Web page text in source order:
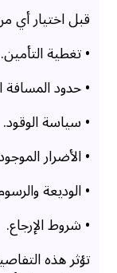
قبل اختيار أي
• تغطية التأمين.
• حدود
• سياسة الوقود.
• الأضرار
• الوديعة
• شروط الإرجاع.
تؤثر هذه